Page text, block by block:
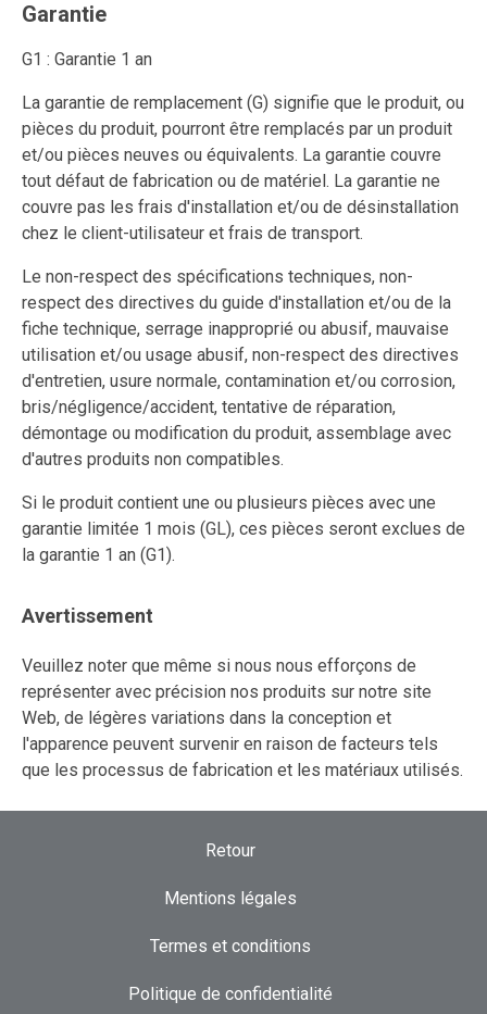
Garantie
G1 : Garantie 1 an
La garantie de remplacement (G) signifie que le produit, ou
pièces du produit, pourront être remplacés par un produit
et/ou pièces neuves ou équivalents. La garantie couvre
tout défaut de fabrication ou de matériel. La garantie ne
couvre pas les frais d'installation et/ou de désinstallation
chez le client-utilisateur et frais de transport.
Le non-respect des spécifications techniques, non-
respect des directives du guide d'installation et/ou de la
fiche technique, serrage inapproprié ou abusif, mauvaise
utilisation et/ou usage abusif, non-respect des directives
d'entretien, usure normale, contamination et/ou corrosion,
bris/négligence/accident, tentative de réparation,
démontage ou modification du produit, assemblage avec
d'autres produits non compatibles.
Si le produit contient une ou plusieurs pièces avec une
garantie limitée 1 mois (GL), ces pièces seront exclues de
la garantie 1 an (G1).
Avertissement
Veuillez noter que même si nous nous efforçons de
représenter avec précision nos produits sur notre site
Web, de légères variations dans la conception et
l'apparence peuvent survenir en raison de facteurs tels
que les processus de fabrication et les matériaux utilisés.
Retour
Mentions légales
Termes et conditions
Politique de confidentialité